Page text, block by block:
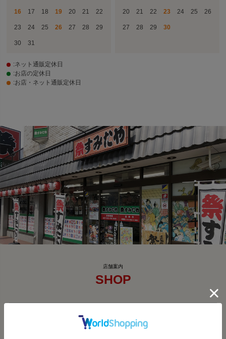
16 17 18 19 20 21 22
23 24 25 26 27 28 29
30 31
20 21 22 23 24 25 26
27 28 29 30
:ネット通販定休日
:お店の定休日
:お店・ネット通販定休日
SHOP
祭すみたや 助信駅前店